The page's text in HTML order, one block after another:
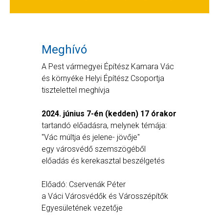
Meghívó
A Pest vármegyei Építész Kamara Vác
és környéke Helyi Építész Csoportja
tisztelettel meghívja
2024. június 7-én (kedden) 17 órakor
tartandó előadásra, melynek témája:
"Vác múltja és jelene- jövője"
egy városvédő szemszögéből
előadás és kerekasztal beszélgetés
Előadó: Cservenák Péter
a Váci Városvédők és Városszépítők
Egyesületének vezetője